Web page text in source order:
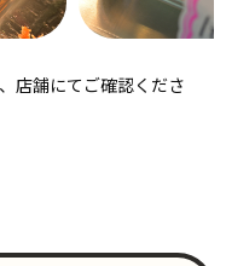
店舗にてご確認くださ